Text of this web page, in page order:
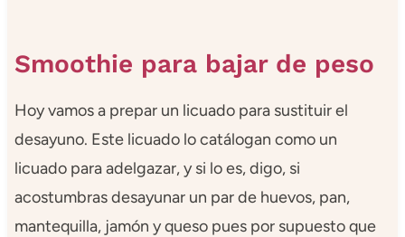
Smoothie para bajar de peso
Hoy vamos a prepar un licuado para sustituir el
desayuno. Este licuado lo catálogan como un
licuado para adelgazar, y si lo es, digo, si
acostumbras desayunar un par de huevos, pan,
mantequilla, jamón y queso pues por supuesto que